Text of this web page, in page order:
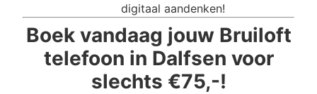
digitaal aandenken!
Boek vandaag jouw Bruiloft
telefoon in Dalfsen voor
slechts €75,-!